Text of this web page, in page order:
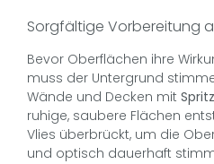
Sorgfältige Vorbereitung
Bevor Oberflächen ihre
muss der Untergrund
Wände und Decken mit
ruhige, saubere Flächen
Vlies überbrückt, um die
und optisch dauerhaft